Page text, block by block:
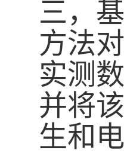
三，
方法
实测
并将
生和